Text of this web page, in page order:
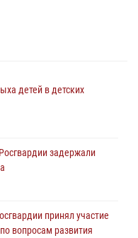
детей в детских
задержали
принял участие
вопросам развития